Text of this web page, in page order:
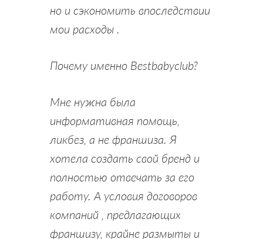
но и сэкономить впоследствии
мои расходы .
Почему именно Bestbabyclub?
Мне нужна была
информативная помощь,
ликбез, а не франшиза. Я
хотела создать свой бренд и
полностью отвечать за его
работу. А условия договоров
компаний , предлагающих
франшизу, крайне размыты и